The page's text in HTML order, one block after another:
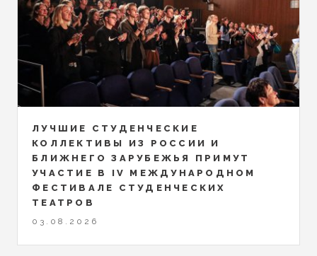
ЛУЧШИЕ СТУДЕНЧЕСКИЕ
КОЛЛЕКТИВЫ ИЗ РОССИИ И
БЛИЖНЕГО ЗАРУБЕЖЬЯ ПРИМУТ
УЧАСТИЕ В IV МЕЖДУНАРОДНОМ
ФЕСТИВАЛЕ СТУДЕНЧЕСКИХ
ТЕАТРОВ
03.08.2026